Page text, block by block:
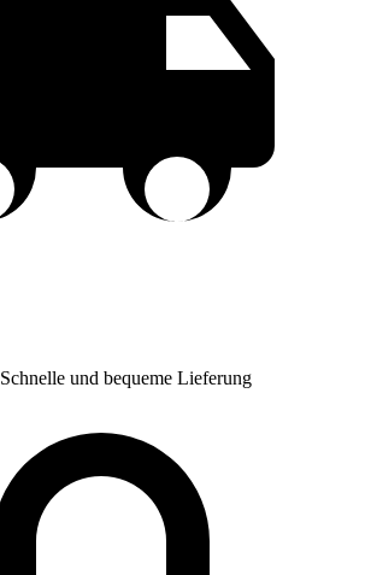
Schnelle und bequeme Lieferung